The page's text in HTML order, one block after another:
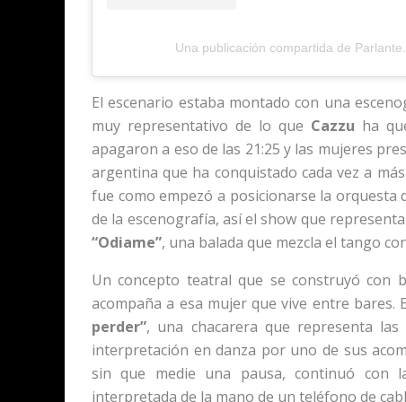
Una publicación compartida de
El escenario estaba montado con una
muy representativo de lo que Cazzu ha
apagaron a eso de las 21:25 y las mujeres
argentina que ha conquistado cada vez a
fue como empezó a posicionarse la orquesta
de la escenografía, así el show que
“Odiame”, una balada que mezcla el tango
Un concepto teatral que se construyó con
acompaña a esa mujer que vive entre bares.
perder”, una chacarera que representa
interpretación en danza por uno de sus
sin que medie una pausa, continuó con
interpretada de la mano de un teléfono de